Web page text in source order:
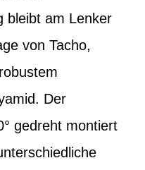
bleibt am Lenker
von Tacho,
Der
gedreht montiert